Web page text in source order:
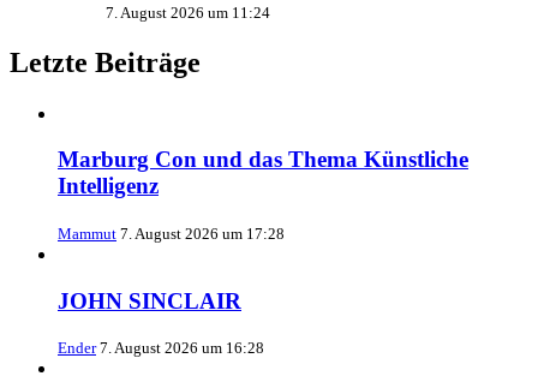
7. August 2026 um 11:24
Letzte Beiträge
Marburg Con und das Thema Künstliche
Intelligenz
Mammut 7. August 2026 um 17:28
JOHN SINCLAIR
Ender 7. August 2026 um 16:28